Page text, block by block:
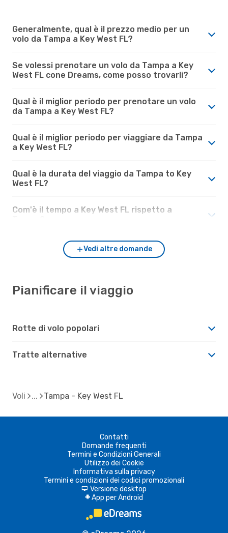
Generalmente, qual è il prezzo medio per un
volo da Tampa a Key West FL?
Se volessi prenotare un volo da Tampa a Key
West FL cone Dreams, come posso trovarli?
Qual è il miglior periodo per prenotare un volo
da Tampa a Key West FL?
Qual è il miglior periodo per viaggiare da Tampa
a Key West FL?
Qual è la durata del viaggio da Tampa to Key
West FL?
Com'è il tempo a Key West FL rispetto a
Vedi altre domande
Pianificare il viaggio
Rotte di volo popolari
Tratte alternative
Voli Tampa - Key West FL
Contatti
Domande frequenti
Termini e Condizioni Generali
Utilizzo dei Cookie
Informativa sulla privacy
Termini e condizioni dei codici promozionali
d Versione desktop
A App per Android